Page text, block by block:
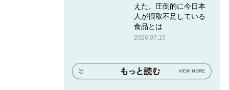
えた。圧倒的に今日本
人が摂取不足している
食品とは
2026.07.15